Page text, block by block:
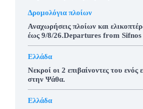
Δρομολόγια πλοίων
Αναχωρήσεις πλοίων και
έως 9/8/26.Departures from Sifnos
Ελλάδα
Νεκροί οι 2 επιβαίνοντες του ενός
στην Ψάθα.
Ελλάδα